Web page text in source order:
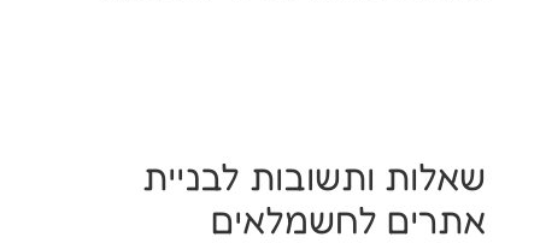
שאלות ותשובות לבניית
אתרים לחשמלאים